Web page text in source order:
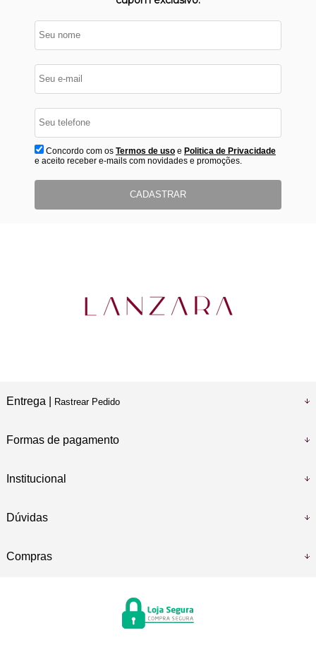
Concordo com os Termos de usoe Politica de Privacidade
e aceito receber e-mails com novidades e promoções.
CADASTRAR
Entrega | Rastrear Pedido
Formas de pagamento
Institucional
Dúvidas
Compras